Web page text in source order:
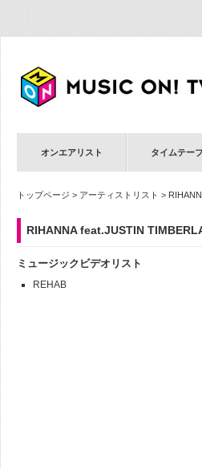
オンエアリスト タイムテー
トップページ > アーティストリスト >
RIHANNA feat.JUSTIN
ミュージックビデオリスト
REHAB